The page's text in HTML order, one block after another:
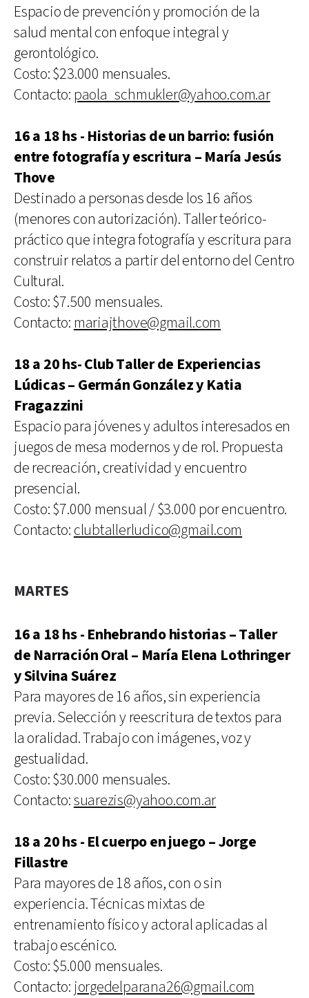
Espacio de prevención y promoción de la
salud mental con enfoque integral y
gerontológico.
Costo: $23.000 mensuales.
Contacto: paola_schmukler@yahoo.com.ar
16 a 18 hs - Historias de un barrio: fusión
entre fotografía y escritura – María Jesús
Thove
Destinado a personas desde los 16 años
(menores con autorización). Taller teórico-
práctico que integra fotografía y escritura para
construir relatos a partir del entorno del Centro
Cultural.
Costo: $7.500 mensuales.
Contacto: mariajthove@gmail.com
18 a 20 hs- Club Taller de Experiencias
Lúdicas – Germán González y Katia
Fragazzini
Espacio para jóvenes y adultos interesados en
juegos de mesa modernos y de rol. Propuesta
de recreación, creatividad y encuentro
presencial.
Costo: $7.000 mensual / $3.000 por encuentro.
Contacto: clubtallerludico@gmail.com
MARTES
16 a 18 hs - Enhebrando historias – Taller
de Narración Oral – María Elena Lothringer
y Silvina Suárez
Para mayores de 16 años, sin experiencia
previa. Selección y reescritura de textos para
la oralidad. Trabajo con imágenes, voz y
gestualidad.
Costo: $30.000 mensuales.
Contacto:suarezis@yahoo.com.ar
18 a 20 hs - El cuerpo en juego – Jorge
Fillastre
Para mayores de 18 años, con o sin
experiencia. Técnicas mixtas de
entrenamiento físico y actoral aplicadas al
trabajo escénico.
Costo: $5.000 mensuales.
Contacto: jorgedelparana26@gmail.com